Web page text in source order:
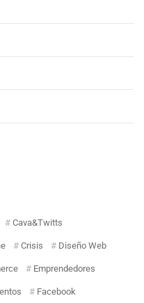
Cava&Twitts
Crisis Diseño Web
Emprendedores
Facebook